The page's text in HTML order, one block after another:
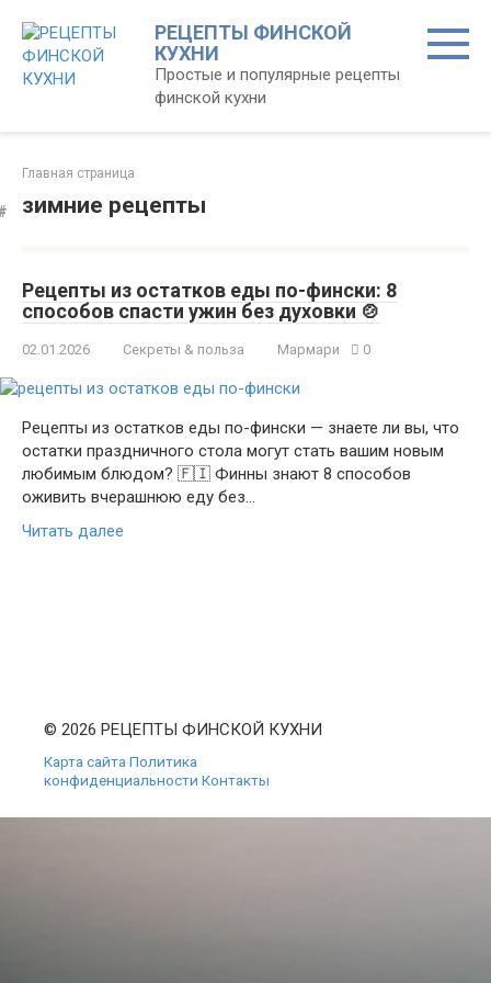
контенту
РЕЦЕПТЫ ФИНСКОЙ
КУХНИ
Простые и популярные рецепты
финской кухни
Главная страница
зимние рецепты
Рецепты из остатков еды по-фински: 8
способов спасти ужин без духовки 🍲
02.01.2026 Секреты & польза Мармари 0
Рецепты из остатков еды по-фински — знаете ли вы, что
остатки праздничного стола могут стать вашим новым
любимым блюдом? 🇫🇮 Финны знают 8 способов
оживить вчерашнюю еду без…
Читать далее
© 2026 РЕЦЕПТЫ ФИНСКОЙ КУХНИ
Карта сайта Политика
конфиденциальности Контакты